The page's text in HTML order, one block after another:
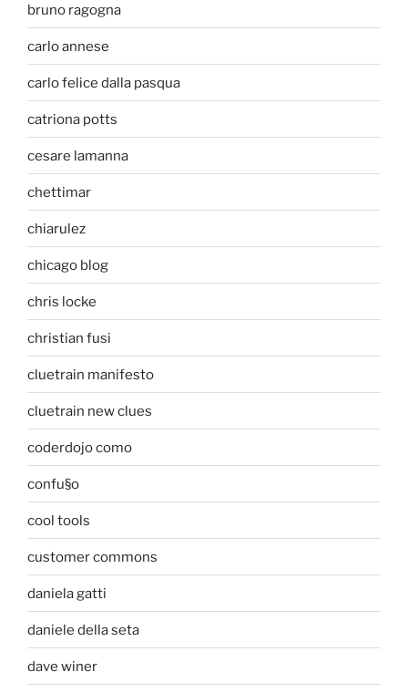
bruno ragogna
carlo annese
carlo felice dalla pasqua
catriona potts
cesare lamanna
chettimar
chiarulez
chicago blog
chris locke
christian fusi
cluetrain manifesto
cluetrain new clues
coderdojo como
confu§o
cool tools
customer commons
daniela gatti
daniele della seta
dave winer